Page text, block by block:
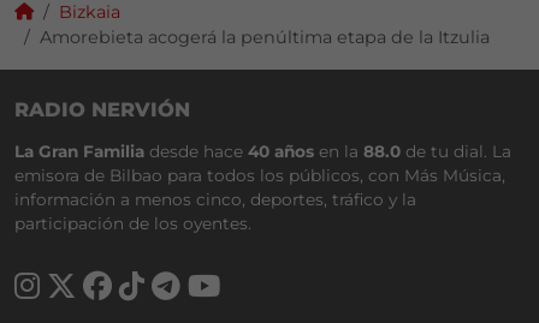
Bizkaia
Amorebieta acogerá la penúltima etapa de la Itzulia
RADIO NERVIÓN
La Gran Familia desde hace 40 años en la 88.0 de tu dial. La
emisora de Bilbao para todos los públicos, con Más Música,
información a menos cinco, deportes, tráfico y la
participación de los oyentes.